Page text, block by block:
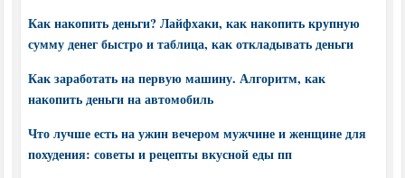
Как накопить деньги? Лайфхаки, как накопить крупную
сумму денег быстро и таблица, как откладывать деньги
Как заработать на первую машину. Алгоритм, как
накопить деньги на автомобиль
Что лучше есть на ужин вечером мужчине и женщине для
похудения: советы и рецепты вкусной еды пп